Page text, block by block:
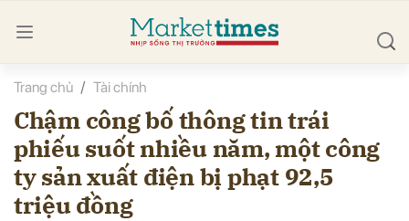
Trang chủ Tài chính
Chậm công bố thông tin trái
phiếu suốt nhiều năm, một công
ty sản xuất điện bị phạt 92,5
triệu đồng
luận